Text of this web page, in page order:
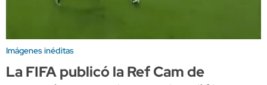
Imágenes inéditas
La FIFA publicó la Ref Cam de